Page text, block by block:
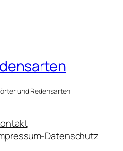
und Redensarten
Datenschutz